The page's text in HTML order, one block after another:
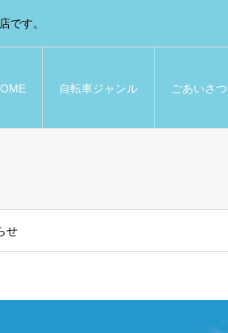
です。
自転車ジャンル ごあいさつ
せ